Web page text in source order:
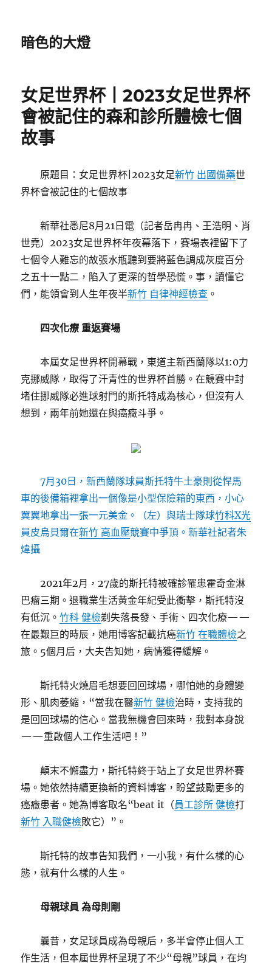
暗色的大燈
女足世界杯丨2023女足世界杯
會被記住的森和診所體檢七個
故事
原題目：女足世界杯|2023女足新竹 出國備藥世
界杯會被記住的七個故事
新華社悉尼8月21日電（記者岳冉冉、王浩明、肖
世堯）2023女足世界杯年夜幕落下，賽場表裡留下了
七個令人難忘的故張水瓶聽到要將藍色調成灰度百分
之五十一點二，陷入了更深的哲學恐慌。事，讀懂它
們，能領會到人生年夜半新竹 自律神經檢查 。
四次化療 重返賽場
本屆女足世界杯開幕戰，東道主新西蘭隊以1:0力
克挪威隊，取得了汗青性的世界杯首勝。在競賽中封
堵住挪威隊必進球射門的斯托特成為核心，但沒有人
想到，兩年前她還在與癌癥斗爭。
7月30日，新西蘭隊球員斯托特牛土豪則從悍馬
車的後備箱裡拿出一個像是小型保險箱的東西，小心
翼翼地拿出一張一元美金。（左）與瑞士隊球竹科X光
員皮烏貝爾在新竹 高血壓競賽中爭頂。新華社記者朱
煒攝
2021年2月，27歲的斯托特被確診罹患霍奇金淋
巴瘤三期。退職業生活黃金年紀受此衝擊，斯托特沒
有低沉。竹科 健檢剃失落長發、手術、四次化療——
在最艱巨的時辰，她用博客記載抗癌新竹 在職體檢之
旅。5個月后，大夫告知她，病情獲得緩解。
斯托特火燒眉毛想要回回球場，哪怕她的身體變
形、肌肉萎縮，“當我在醫新竹 健檢治時，支持我的
是回回球場的信心。當我無機會回來時，我對本身說
——重啟個人工作生活吧！”
顛末不懈盡力，斯托特終于站上了女足世界杯賽
場。她依然持續更換新的資料博客，盼望鼓勵更多的
癌癥患者。她為博客取名“beat it（員工診所 健檢打
新竹 入職健檢敗它）”。
斯托特的故事告知我們，一小我，有什么樣的心
態，就有什么樣的人生。
母親球員 為母則剛
曩昔，女足球員成為母親后，多半會停止個人工
作生活，但本屆世界杯呈現了不少“母親”球員，在均